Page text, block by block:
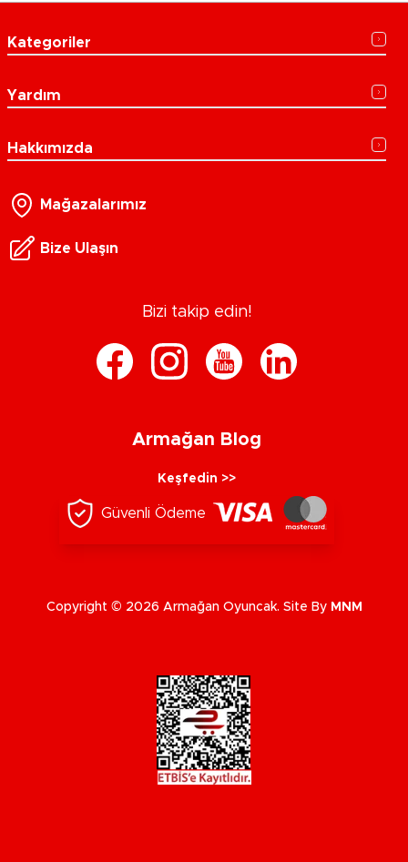
Kategoriler
Yardım
Hakkımızda
Mağazalarımız
Bize Ulaşın
Bizi takip edin!
Armağan Blog
Keşfedin >>
Güvenli Ödeme
Copyright © 2026 Armağan Oyuncak. Site By MNM